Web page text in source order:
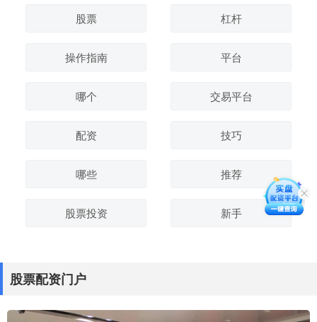
股票 杠杆
操作指南 平台
哪个 交易平台
配资 技巧
哪些 推荐
股票投资 新手
股票配资门户